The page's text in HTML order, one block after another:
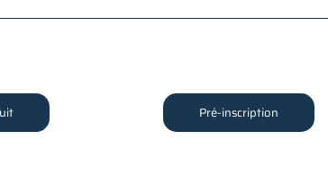
Pré-inscription